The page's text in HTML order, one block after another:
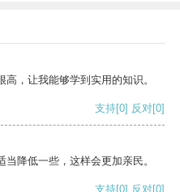
，让我能够学到实用的知识。
支持[0] 反对[0]
降低一些，这样会更加亲民。
支持[0] 反对[0]